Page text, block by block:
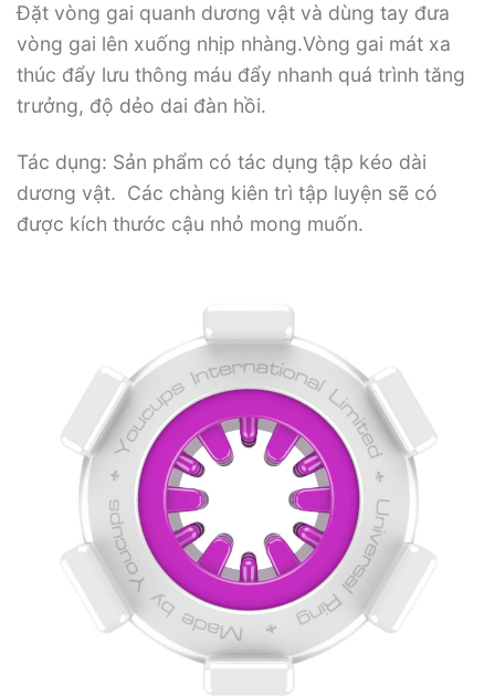
Đặt vòng gai quanh dương vật và dùng tay đưa
vòng gai lên xuống nhịp nhàng.Vòng gai mát xa
thúc đẩy lưu thông máu đẩy nhanh quá trình tăng
trưởng, độ dẻo dai đàn hồi.
Tác dụng: Sản phẩm có tác dụng tập kéo dài
dương vật. Các chàng kiên trì tập luyện sẽ có
được kích thước cậu nhỏ mong muốn.